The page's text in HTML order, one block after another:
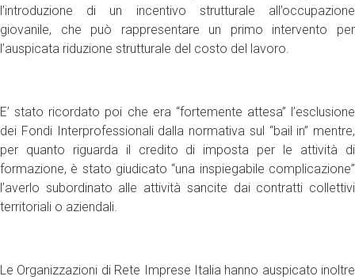
l’introduzione di un incentivo strutturale all’occupazione
giovanile, che può rappresentare un primo intervento per
l’auspicata riduzione strutturale del costo del lavoro.
E’ stato ricordato poi che era “fortemente attesa” l’esclusione
dei Fondi Interprofessionali dalla normativa sul “bail in” mentre,
per quanto riguarda il credito di imposta per le attività di
formazione, è stato giudicato “una inspiegabile complicazione”
l’averlo subordinato alle attività sancite dai contratti collettivi
territoriali o aziendali.
Le Organizzazioni di Rete Imprese Italia hanno auspicato inoltre